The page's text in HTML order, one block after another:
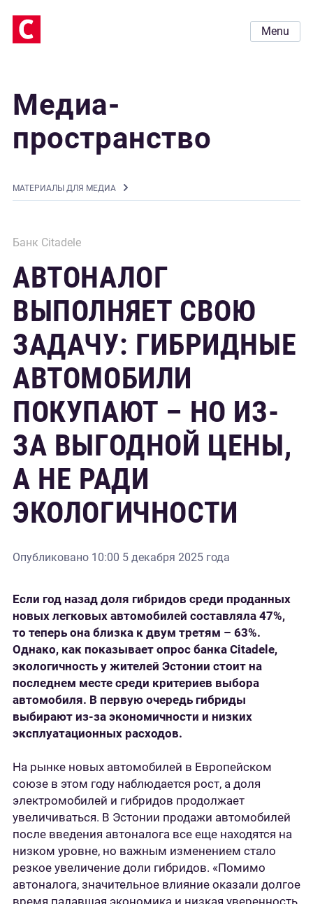
Menu
Медиа-
пространство
MАТЕРИАЛЫ ДЛЯ МЕДИА
Банк Citadele
АВТОНАЛОГ
ВЫПОЛНЯЕТ СВОЮ
ЗАДАЧУ: ГИБРИДНЫЕ
АВТОМОБИЛИ
ПОКУПАЮТ – НО ИЗ-
ЗА ВЫГОДНОЙ ЦЕНЫ,
А НЕ РАДИ
ЭКОЛОГИЧНОСТИ
Опубликовано 10:00 5 декабря 2025 года
Если год назад доля гибридов среди проданных
новых легковых автомобилей составляла 47%,
то теперь она близка к двум третям – 63%.
Однако, как показывает опрос банка Citadele,
экологичность у жителей Эстонии стоит на
последнем месте среди критериев выбора
автомобиля. В первую очередь гибриды
выбирают из-за экономичности и низких
эксплуатационных расходов.
На рынке новых автомобилей в Европейском
союзе в этом году наблюдается рост, а доля
электромобилей и гибридов продолжает
увеличиваться. В Эстонии продажи автомобилей
после введения автоналога все еще находятся на
низком уровне, но важным изменением стало
резкое увеличение доли гибридов. «Помимо
автоналога, значительное влияние оказали долгое
время падавшая экономика и низкая уверенность